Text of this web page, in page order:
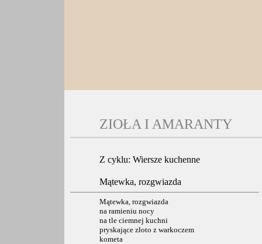
ZIOŁA I AMARANTY
Z cyklu: Wiersze kuchenne
Mątewka, rozgwiazda
Mątewka, rozgwiazda
na ramieniu nocy
na tle ciemnej kuchni
pryskające złoto z warkoczem
kometa